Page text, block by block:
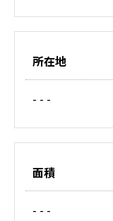
所在地
- - -
面積
- - -